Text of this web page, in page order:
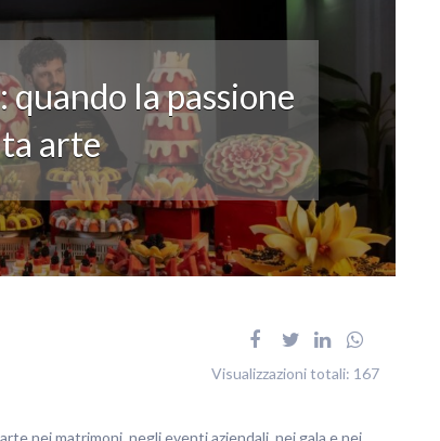
la passione
arte
Visualizzazioni totali: 167
nei matrimoni, negli eventi aziendali, nei gala e nei